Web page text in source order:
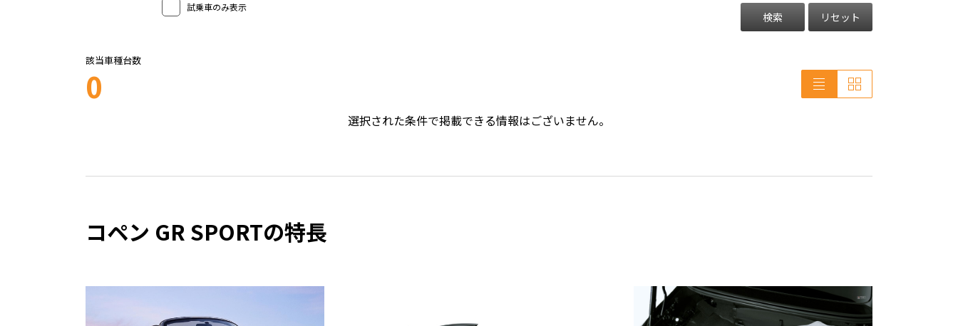
試乗車のみ表示
検索 リセット
該当車種台数
0
選択された条件で掲載できる情報はございません。
コペン GR SPORTの特長